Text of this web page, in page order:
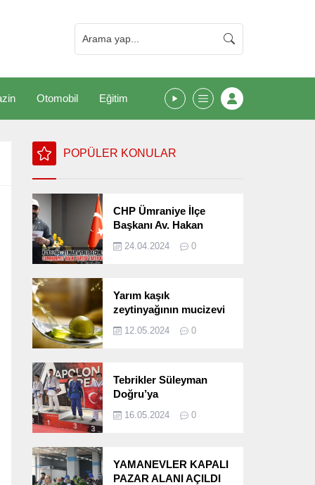
Otomobil Eğitim
POPÜLER KONULAR
CHP Ümraniye İlçe
Başkanı Av. Hakan
Seçimlerini
24.04.2024 0
Yarım kaşık
zeytinyağının mucizevi
12.05.2024 0
Tebrikler Süleyman
Doğru’ya
16.05.2024 0
YAMANEVLER KAPALI
PAZAR ALANI AÇILDI